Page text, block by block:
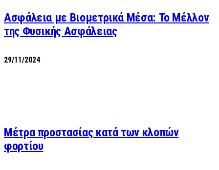
Ασφάλεια με Βιομετρικά Μέσα: Το Μέλλον
της Φυσικής Ασφάλειας
29/11/2024
Μέτρα προστασίας κατά των κλοπών
φορτίου